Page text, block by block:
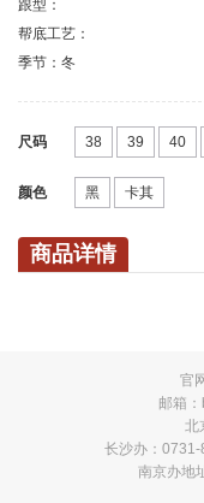
跟型：
帮底工艺：
季节：冬
尺码 38 39 40
颜色 黑 卡其
商品详情
官
邮箱
北
长沙办：
南京办地